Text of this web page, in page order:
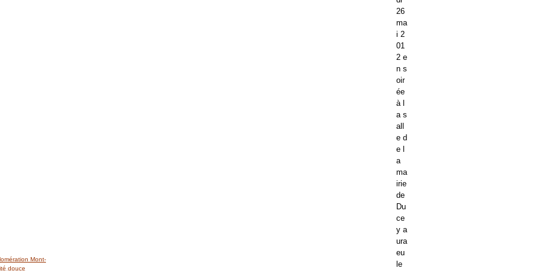
Mont-
douce
26
ma
i 2
01
2 e
n s
oir
ée
à l
a s
all
e d
e l
a
ma
irie
de
Du
ce
y a
ura
eu
le